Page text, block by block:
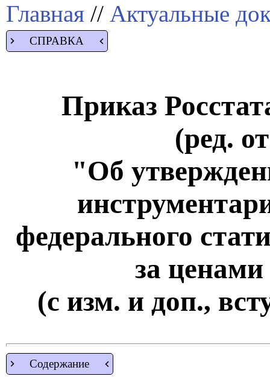
Главная // Актуальные
СПРАВКА
Приказ
(ред.
"Об
федерального
за
(с изм. и доп.,
Содержание